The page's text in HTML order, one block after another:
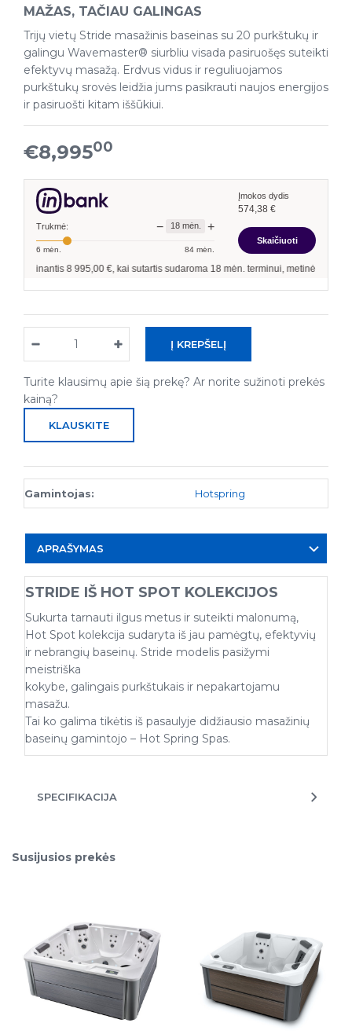
MAŽAS, TAČIAU GALINGAS
Trijų vietų Stride masažinis baseinas su 20 purkštukų ir
galingu Wavemaster® siurbliu visada pasiruošęs suteikti
efektyvų masažą. Erdvus vidus ir reguliuojamos
purkštukų srovės leidžia jums pasikrauti naujos energijos
ir pasiruošti kitam iššūkiui.
€8,99500
Trukmė: − 18mėn. +
6 mėn. 84 mėn.
Įmokos dydis
574,38 €
Skaičiuoti
8 995,00€, kai sutartis sudaroma18mėn. terminui, metinė palūkanų
Turite klausimų apie šią prekę? Ar norite sužinoti prekės
kainą?
KLAUSKITE
Gamintojas: Hotspring
APRAŠYMAS
STRIDE IŠ HOT SPOT KOLEKCIJOS
Sukurta tarnauti ilgus metus ir suteikti malonumą,
Hot Spot kolekcija sudaryta iš jau pamėgtų, efektyvių
ir nebrangių baseinų. Stride modelis pasižymi
meistriška
kokybe, galingais purkštukais ir nepakartojamu
masažu.
Tai ko galima tikėtis iš pasaulyje didžiausio masažinių
baseinų gamintojo – Hot Spring Spas.
SPECIFIKACIJA
Susijusios prekės